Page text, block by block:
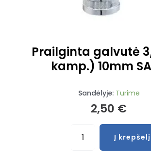
Prailginta galvutė
kamp.) 10mm
Sandėlyje: Turime
2,50 €
Į krepšelį